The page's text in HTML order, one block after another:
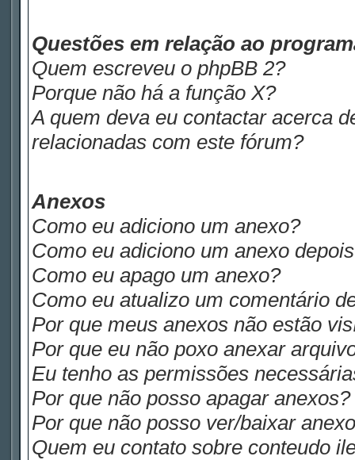
Questões em relação ao
Quem escreveu o phpBB 2?
Porque não há a função X?
A quem deva eu contactar acerca
relacionadas com este fórum?
Anexos
Como eu adiciono um anexo?
Como eu adiciono um anexo
Como eu apago um anexo?
Como eu atualizo um comentário
Por que meus anexos não estão
Por que eu não poxo anexar
Eu tenho as permissões
Por que não posso apagar anexos?
Por que não posso ver/baixar
Quem eu contato sobre conteudo